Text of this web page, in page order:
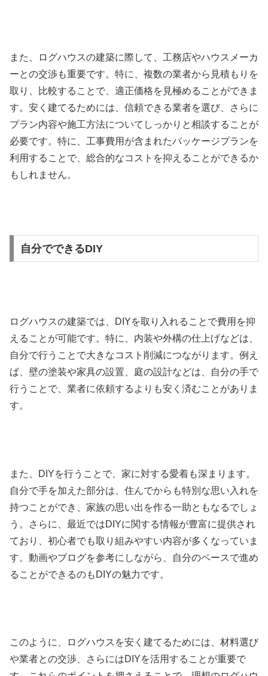
また、ログハウスの建築に際して、工務店やハウスメーカ
ーとの交渉も重要です。特に、複数の業者から見積もりを
取り、比較することで、適正価格を見極めることができま
す。安く建てるためには、信頼できる業者を選び、さらに
プラン内容や施工方法についてしっかりと相談することが
必要です。特に、工事費用が含まれたパッケージプランを
利用することで、総合的なコストを抑えることができるか
もしれません。
自分でできるDIY
ログハウスの建築では、DIYを取り入れることで費用を抑
えることが可能です。特に、内装や外構の仕上げなどは、
自分で行うことで大きなコスト削減につながります。例え
ば、壁の塗装や家具の設置、庭の設計などは、自分の手で
行うことで、業者に依頼するよりも安く済むことがありま
す。
また、DIYを行うことで、家に対する愛着も深まります。
自分で手を加えた部分は、住んでからも特別な思い入れを
持つことができ、家族の思い出を作る一助ともなるでしょ
う。さらに、最近ではDIYに関する情報が豊富に提供され
ており、初心者でも取り組みやすい内容が多くなっていま
す。動画やブログを参考にしながら、自分のペースで進め
ることができるのもDIYの魅力です。
このように、ログハウスを安く建てるためには、材料選び
や業者との交渉、さらにはDIYを活用することが重要で